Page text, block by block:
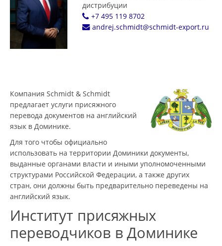
дистрибуции
+7 495 119 8702
andrej.schmidt@schmidt-export.ru
Компания Schmidt & Schmidt
предлагает услуги присяжного
перевода документов на английский
язык в Доминике.
Для того чтобы официально
использовать на территории Доминики документы,
выданные органами власти и иными уполномоченными
структурами Российской Федерации, а также других
стран, они должны быть предварительно переведены на
английский язык.
Институт присяжных
переводчиков в Доминике